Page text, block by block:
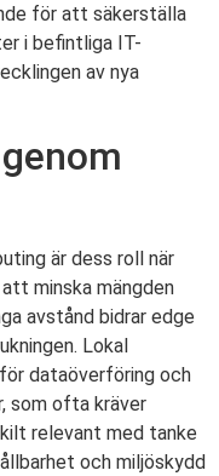
för att säkerställa
i befintliga IT-
av nya
är dess roll när
minska mängden
avstånd bidrar edge
Lokal
dataöverföring och
som ofta kräver
relevant med tanke
och miljöskydd